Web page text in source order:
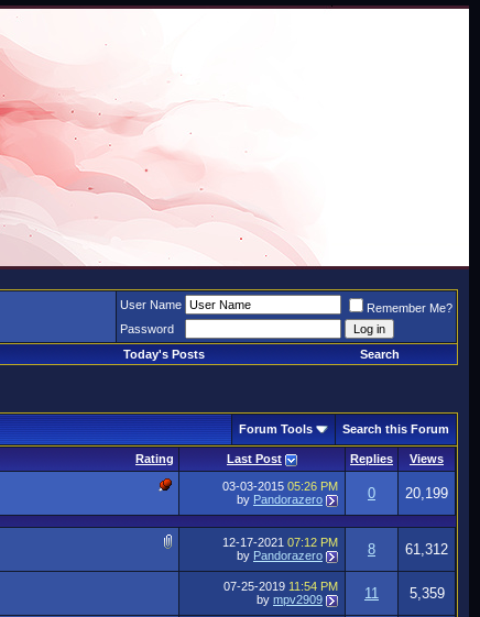
User Name
Remember Me?
Password
Today's Posts Search
Forum Tools Search this Forum
Rating Last Post Replies Views
03-03-2015 05:26 PM
by Pandorazero 0 20,199
12-17-2021 07:12 PM
by Pandorazero 8 61,312
07-25-2019 11:54 PM
by mpv2909 11 5,359